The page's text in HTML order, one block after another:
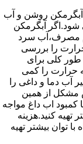
روشن و آب
آبگرمکن
مصرف،آب سرد
را بررسی
طور کلی برای
حرارت را کمی
آب دما و داغی را
مشکل از همین
کمبود اب داغ مواجه
کنید.هزینه
توان بیشتر تهیه